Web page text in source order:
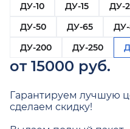
ДУ-10
ДУ-15 ДУ-
ДУ-50
ДУ-65
ДУ-200
ДУ-250
от 15000 руб.
Гарантируем лучшую
сделаем скидку!